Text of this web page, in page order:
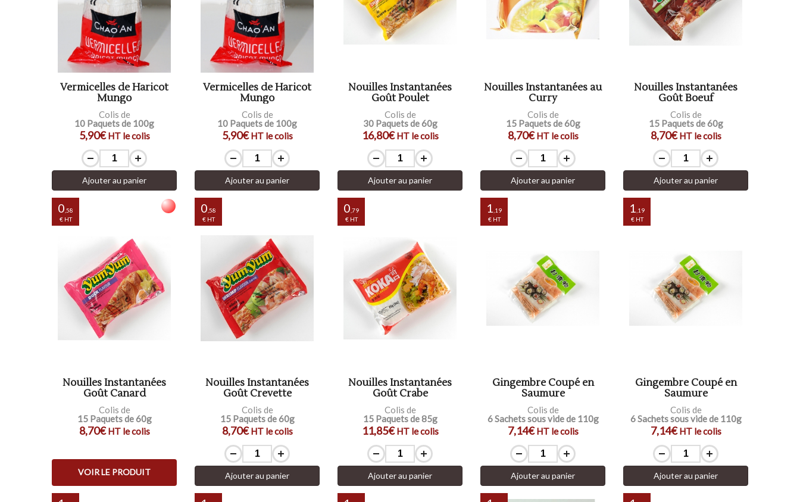
Vermicelles de Haricot
Mungo
Colis de
10 Paquets de 100g
5,90€HT le colis
Ajouter au panier
Vermicelles de Haricot
Mungo
Colis de
10 Paquets de 100g
5,90€HT le colis
Ajouter au panier
Nouilles Instantanées
Goût Poulet
Colis de
30 Paquets de 60g
16,80€HT le colis
Ajouter au panier
Nouilles Instantanées au
Curry
Colis de
15 Paquets de 60g
8,70€HT le colis
Ajouter au panier
Nouilles Instantanées
Goût Boeuf
Colis de
15 Paquets de 60g
8,70€HT le colis
Ajouter au panier
0 ,58
€ HT
Nouilles Instantanées
Goût Canard
Colis de
15 Paquets de 60g
8,70€HT le colis
VOIR LE PRODUIT
0 ,58
€ HT
Nouilles Instantanées
Goût Crevette
Colis de
15 Paquets de 60g
8,70€HT le colis
Ajouter au panier
0 ,79
€ HT
Nouilles Instantanées
Goût Crabe
Colis de
15 Paquets de 85g
11,85€HT le colis
Ajouter au panier
1 ,19
€ HT
Gingembre Coupé en
Saumure
Colis de
6 Sachets sous vide de 110g
7,14€HT le colis
Ajouter au panier
1 ,19
€ HT
Gingembre Coupé en
Saumure
Colis de
6 Sachets sous vide de 110g
7,14€HT le colis
Ajouter au panier